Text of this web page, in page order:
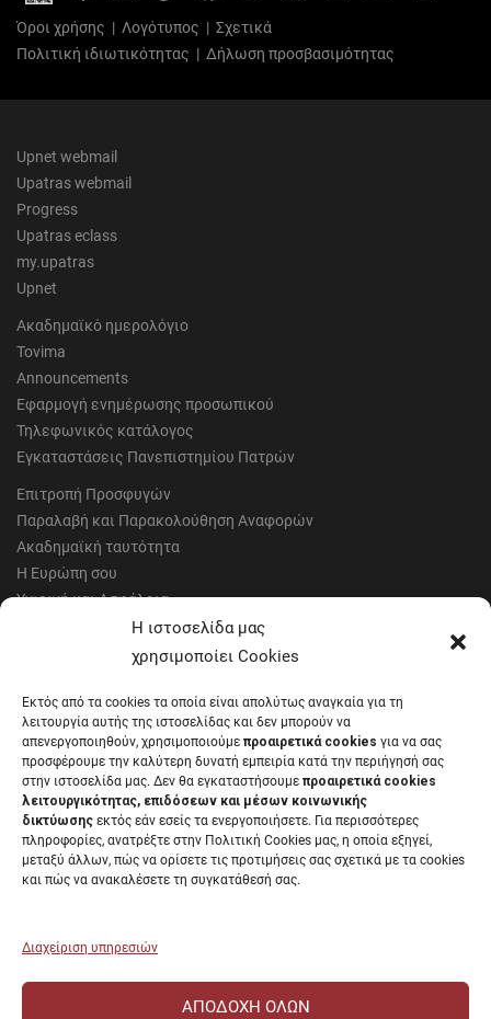
Η ιστοσελίδα μας
χρησιμοποίει Cookies
Εκτός από τα cookies τα οποία είναι απολύτως αναγκαία για τη
λειτουργία αυτής της ιστοσελίδας και δεν μπορούν να
απενεργοποιηθούν, χρησιμοποιούμε προαιρετικά cookies για να σας
προσφέρουμε την καλύτερη δυνατή εμπειρία κατά την περιήγησή σας
στην ιστοσελίδα μας. Δεν θα εγκαταστήσουμε προαιρετικά cookies
λειτουργικότητας, επιδόσεων και μέσων κοινωνικής
δικτύωσης εκτός εάν εσείς τα ενεργοποιήσετε. Για περισσότερες
πληροφορίες, ανατρέξτε στην Πολιτική Cookies μας, η οποία εξηγεί,
μεταξύ άλλων, πώς να ορίσετε τις προτιμήσεις σας σχετικά με τα cookies
και πώς να ανακαλέσετε τη συγκατάθεσή σας.
Διαχείριση υπηρεσιών
ΑΠΟΔΟΧΉ ΌΛΩΝ
Όροι χρήσης | Λογότυπος | Σχετικά
Πολιτική ιδιωτικότητας | Δήλωση προσβασιμότητας
Upnet webmail
Upatras webmail
Progress
Upatras eclass
my.upatras
Upnet
Ακαδημαϊκό ημερολόγιο
Tovima
Announcements
Εφαρμογή ενημέρωσης προσωπικού
Τηλεφωνικός κατάλογος
Εγκαταστάσεις Πανεπιστημίου Πατρών
Επιτροπή Προσφυγών
Παραλαβή και Παρακολούθηση Αναφορών
Ακαδημαϊκή ταυτότητα
Η Ευρώπη σου
Υγιεινή και Ασφάλεια
Έντυπα Οικονομικής Υπηρεσίας
Έντυπα Διοικητικών Υπηρεσιών
Μητρώα αξιολογητών
Δημόσια Διαβούλευση
Συνεδριάσεις Συγκλήτου
Συνεδριάσεις Συμβουλίου Διοίκησης
EUNICoast European University